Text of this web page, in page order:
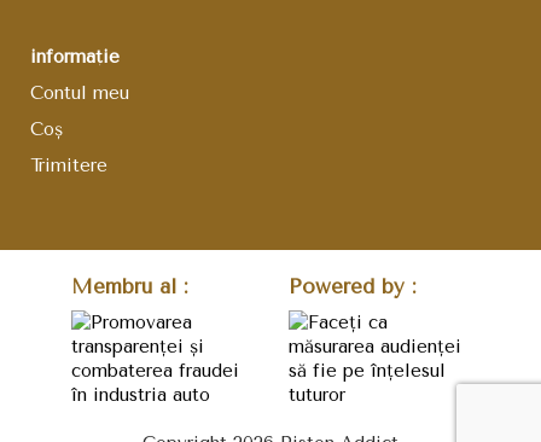
informație
Contul meu
Coş
Trimitere
Membru al : Powered by :